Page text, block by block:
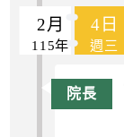
2月 4日
115年 週三